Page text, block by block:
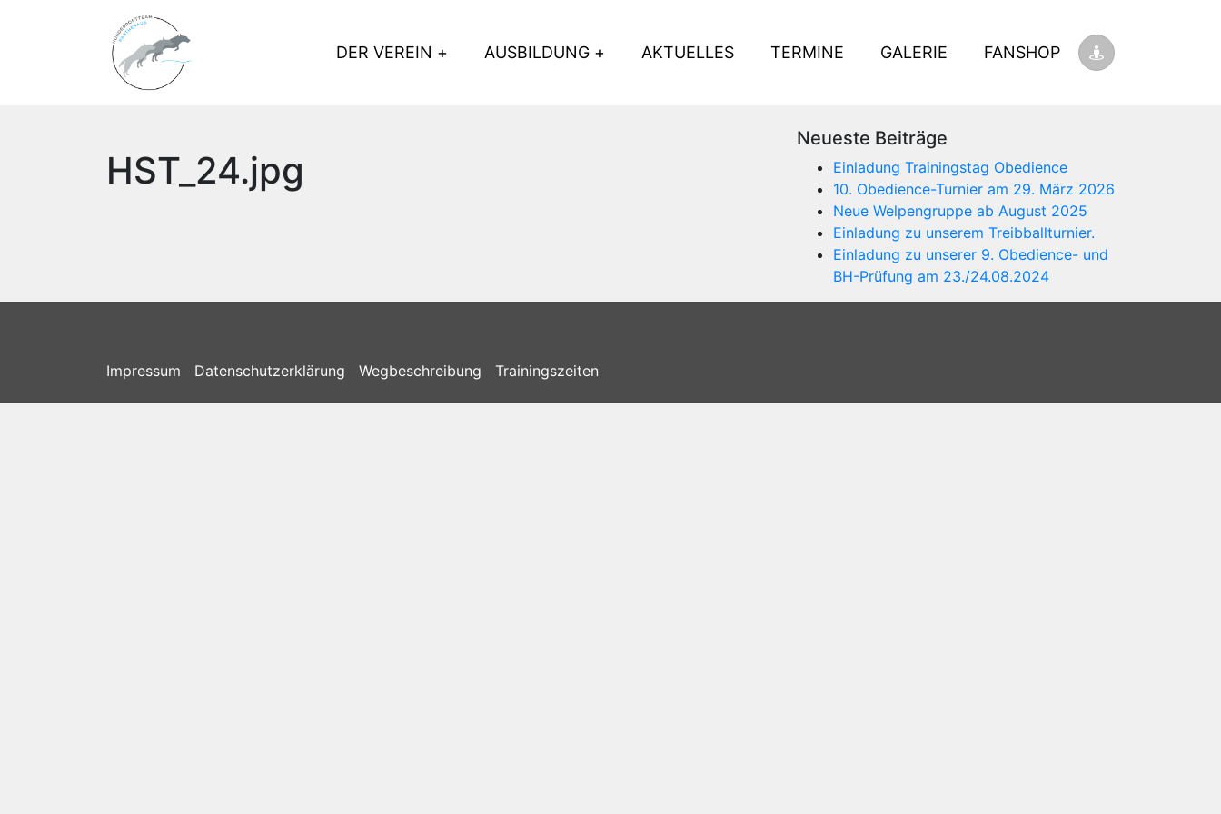
DER VEREIN AUSBILDUNG AKTUELLES TERMINE GALERIE FANSHOP
HST_24.jpg
Neueste Beiträge
Einladung Trainingstag Obedience
10. Obedience-Turnier am 29. März 2026
Neue Welpengruppe ab August 2025
Einladung zu unserem Treibballturnier.
Einladung zu unserer 9. Obedience- und
BH-Prüfung am 23./24.08.2024
Impressum Datenschutzerklärung Wegbeschreibung Trainingszeiten